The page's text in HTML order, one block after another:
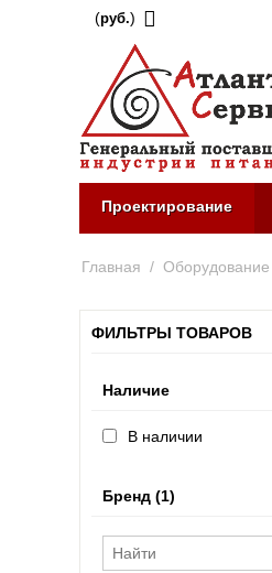
(руб.)
Проектирование
Главная / Оборудование
ФИЛЬТРЫ ТОВАРОВ
Наличие
В наличии
Бренд (1)